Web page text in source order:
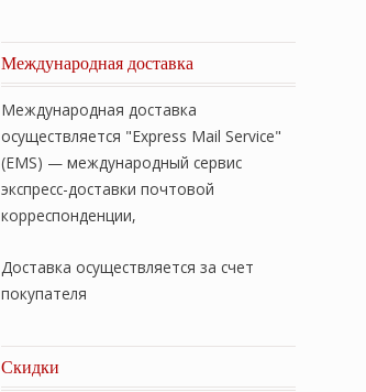
Международная доставка
Международная доставка
осуществляется "Express Mail Service"
(EMS) — международный сервис
экспресс-доставки почтовой
корреспонденции,
Доставка осуществляется за счет
покупателя
Скидки